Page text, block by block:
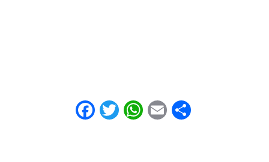
Facebook
Twitter
WhatsApp
EmailShare